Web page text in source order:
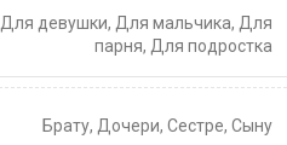
Для девушки, Для мальчика, Для
парня, Для подростка
Брату, Дочери, Сестре, Сыну